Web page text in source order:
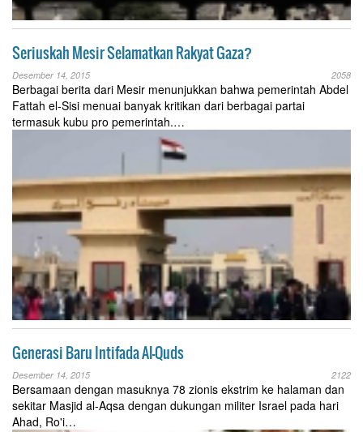
Seriuskah Mesir Selamatkan Rakyat Gaza?
Desember 14, 2015 2058
Berbagai berita dari Mesir menunjukkan bahwa pemerintah Abdel
Fattah el-Sisi menuai banyak kritikan dari berbagai partai
termasuk kubu pro pemerintah.…
Generasi Baru Intifada Al-Quds
Desember 14, 2015 2122
Bersamaan dengan masuknya 78 zionis ekstrim ke halaman dan
sekitar Masjid al-Aqsa dengan dukungan militer Israel pada hari
Ahad, Ro'i…